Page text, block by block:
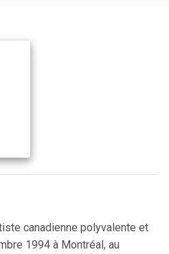
canadienne polyvalente et
1994 à Montréal, au